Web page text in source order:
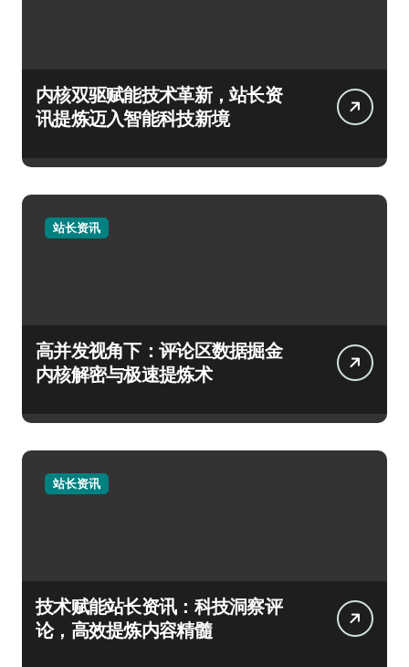
内核双驱赋能技术革新，站长资
讯提炼迈入智能科技新境
站长资讯
高并发视角下：评论区数据掘金
内核解密与极速提炼术
站长资讯
技术赋能站长资讯：科技洞察评
论，高效提炼内容精髓